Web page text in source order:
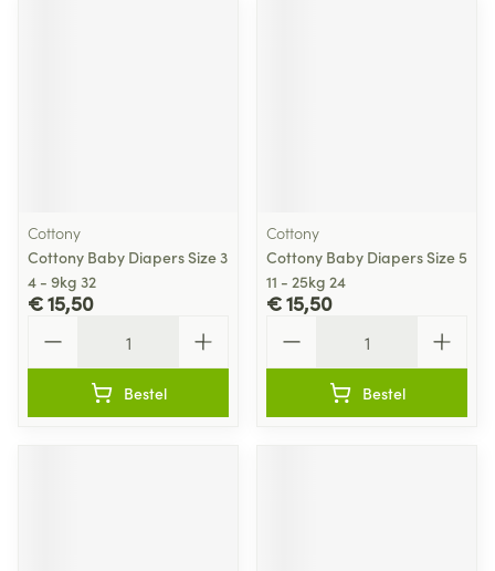
Cottony
Cottony Baby Diapers Size 3
4 - 9kg 32
€ 15,50
Bestel
Cottony
Cottony Baby Diapers Size 5
11 - 25kg 24
€ 15,50
Bestel